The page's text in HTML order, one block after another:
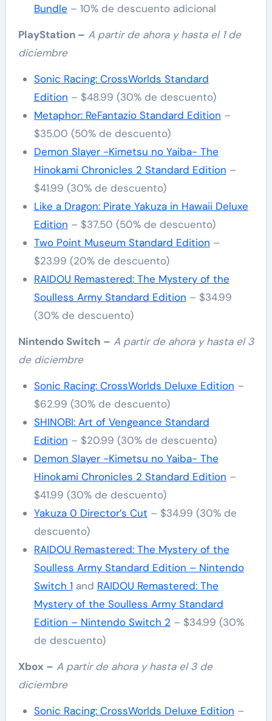
Bundle – 10% de descuento adicional
PlayStation – A partir de ahora y hasta el 1 de
diciembre
Sonic Racing: CrossWorlds Standard
Edition – $48.99 (30% de descuento)
Metaphor: ReFantazio Standard Edition –
$35.00 (50% de descuento)
Demon Slayer -Kimetsu no Yaiba- The
Hinokami Chronicles 2 Standard Edition –
$41.99 (30% de descuento)
Like a Dragon: Pirate Yakuza in Hawaii Deluxe
Edition – $37.50 (50% de descuento)
Two Point Museum Standard Edition –
$23.99 (20% de descuento)
RAIDOU Remastered: The Mystery of the
Soulless Army Standard Edition – $34.99
(30% de descuento)
Nintendo Switch – A partir de ahora y hasta el 3
de diciembre
Sonic Racing: CrossWorlds Deluxe Edition –
$62.99 (30% de descuento)
SHINOBI: Art of Vengeance Standard
Edition – $20.99 (30% de descuento)
Demon Slayer -Kimetsu no Yaiba- The
Hinokami Chronicles 2 Standard Edition –
$41.99 (30% de descuento)
Yakuza 0 Director’s Cut – $34.99 (30% de
descuento)
RAIDOU Remastered: The Mystery of the
Soulless Army Standard Edition – Nintendo
Switch 1 and RAIDOU Remastered: The
Mystery of the Soulless Army Standard
Edition – Nintendo Switch 2 – $34.99 (30%
de descuento)
Xbox – A partir de ahora y hasta el 3 de
diciembre
Sonic Racing: CrossWorlds Deluxe Edition –